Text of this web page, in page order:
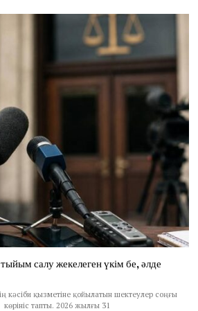
салу жекелеген үкім бе, әлде
кәсіби қызметіне қойылатын шектеулер соңғы
тапты. 2026 жылғы 31